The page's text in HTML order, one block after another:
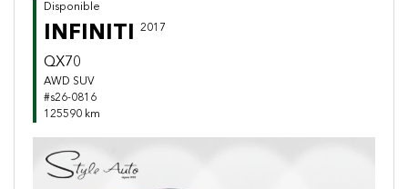
Disponible
INFINITI 2017
QX70
AWD SUV
#s26-0816
125590 km